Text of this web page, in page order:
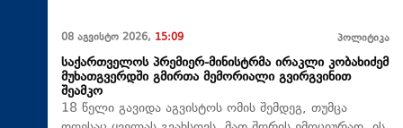
08 აგვისტო 2026, 15:09 პოლიტიკა
საქართველოს პრემიერ-მინისტრმა ირაკლი კობახიძემ
მუხათგვერდში გმირთა მემორიალი გვირგვინით
შეამკო
18 წელი გავიდა აგვისტოს ომის შემდეგ, თუმცა